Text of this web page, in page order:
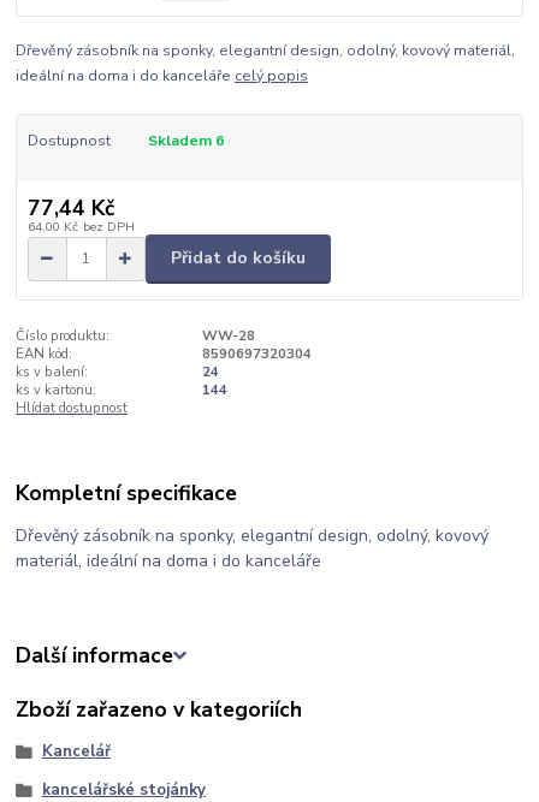
Dřevěný zásobník na sponky, elegantní design, odolný, kovový materiál,
ideální na doma i do kanceláře celý popis
Dostupnost Skladem 6
77,44 Kč
64,00 Kč bez DPH
Přidat do košíku
Číslo produktu:
WW-28
EAN kód:
8590697320304
ks v balení:
24
ks v kartonu:
144
Hlídat dostupnost
Kompletní specifikace
Dřevěný zásobník na sponky, elegantní design, odolný, kovový
materiál, ideální na doma i do kanceláře
Další informace
Zboží zařazeno v kategoriích
Kancelář
kancelářské stojánky